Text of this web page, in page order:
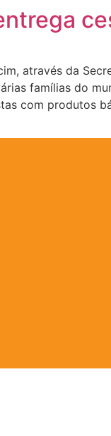
através da
famílias do
com produtos